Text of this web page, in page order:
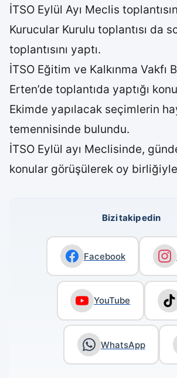
İTSO Eylül Ayı Meclis
Kurucular Kurulu toplantısı da
toplantısını yaptı.
İTSO Eğitim ve Kalkınma Vakfı
Erten’de toplantıda yaptığı
Ekimde yapılacak seçimlerin
temennisinde bulundu.
İTSO Eylül ayı Meclisinde,
konular görüşülerek oy
Bizi takip edin
Facebook
YouTube
WhatsApp